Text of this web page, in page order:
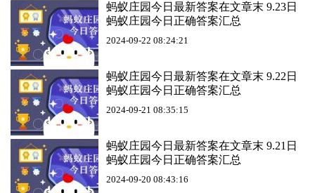
蚂蚁庄园今日最新答案在文章末 9.23日
蚂蚁庄园今日正确答案汇总
2024-09-22 08:24:21
蚂蚁庄园今日最新答案在文章末 9.22日
蚂蚁庄园今日正确答案汇总
2024-09-21 08:35:15
蚂蚁庄园今日最新答案在文章末 9.21日
蚂蚁庄园今日正确答案汇总
2024-09-20 08:43:16